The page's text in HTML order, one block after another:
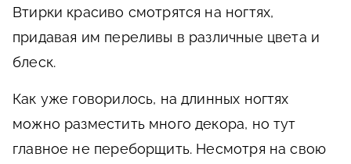
Втирки красиво смотрятся на ногтях,
придавая им переливы в различные цвета и
блеск.
Как уже говорилось, на длинных ногтях
можно разместить много декора, но тут
главное не переборщить. Несмотря на свою